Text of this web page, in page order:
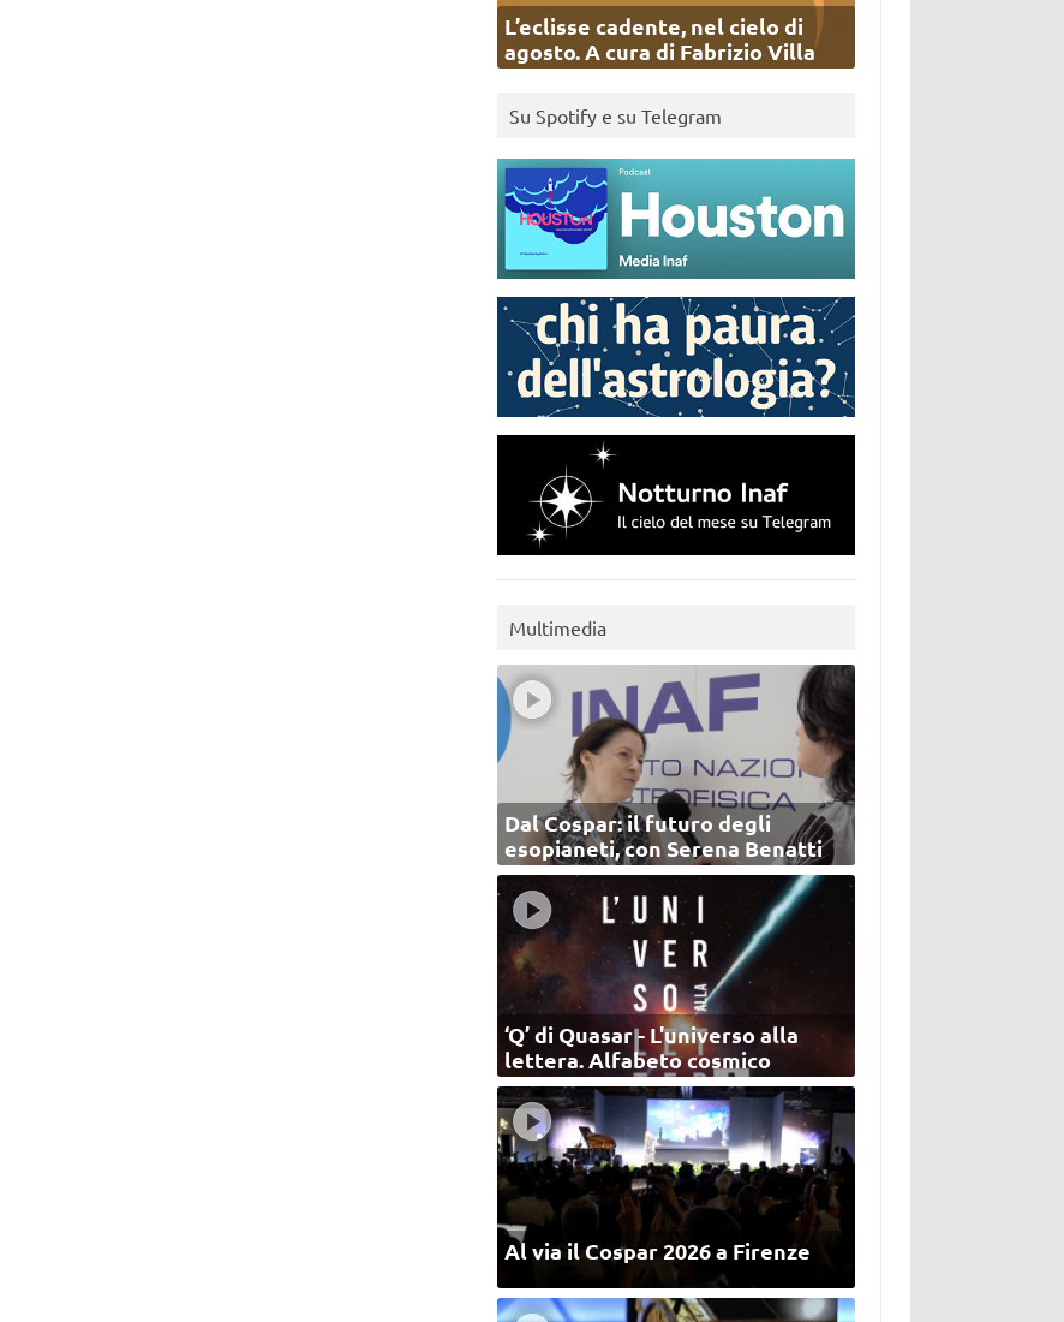
L’eclisse cadente, nel cielo di
agosto. A cura di Fabrizio Villa
Su Spotify e su Telegram
Multimedia
Dal Cospar: il futuro degli
esopianeti, con Serena Benatti
‘Q’ di Quasar - L'universo alla
lettera. Alfabeto cosmico
Al via il Cospar 2026 a Firenze